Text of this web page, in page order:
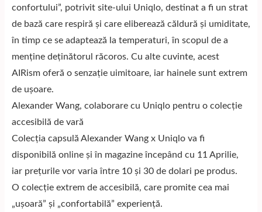
confortului”, potrivit site-ului Uniqlo, destinat a fi un strat
de bază care respiră și care eliberează căldură și umiditate,
în timp ce se adaptează la temperaturi, în scopul de a
menține deținătorul răcoros. Cu alte cuvinte, acest
AIRism oferă o senzație uimitoare, iar hainele sunt extrem
de ușoare.
Alexander Wang, colaborare cu Uniqlo pentru o colecție
accesibilă de vară
Colecția capsulă Alexander Wang x Uniqlo va fi
disponibilă online și în magazine începând cu 11 Aprilie,
iar prețurile vor varia între 10 și 30 de dolari pe produs.
O colecție extrem de accesibilă, care promite cea mai
„ușoară” și „confortabilă” experiență.